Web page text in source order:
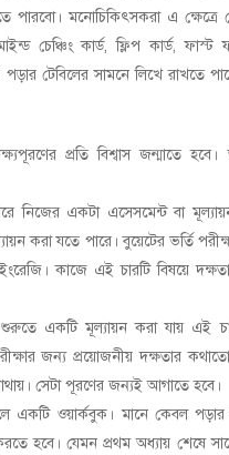
পারবো। মনোচিকিৎসকরা এ ক্ষেত্রে
চেঞ্চিং কার্ড, ফ্লিপ কার্ড, ফাস্ট
পড়ার টেবিলের সামনে লিখে রাখতে
প্রতি বিশ্বাস জন্মাতে
নিজের একটা এসেসমেন্ট বা
করা যতে পারে। বুয়েটের ভর্তি
কাজে এই চারটি বিষয়ে
একটি মূল্যায়ন করা যায় এই
জন্য প্রয়োজনীয় দক্ষতার
সেটা পূরণের জন্যই আগাতে হবে।
একটি ওয়ার্কবুক। মানে কেবল
হবে। যেমন প্রথম অধ্যায় শেষে